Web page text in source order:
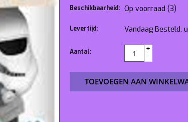
Beschikbaarheid: Op voorraad (3)
Levertijd: Vandaag Besteld,
Aantal:
+
-
TOEVOEGEN AAN